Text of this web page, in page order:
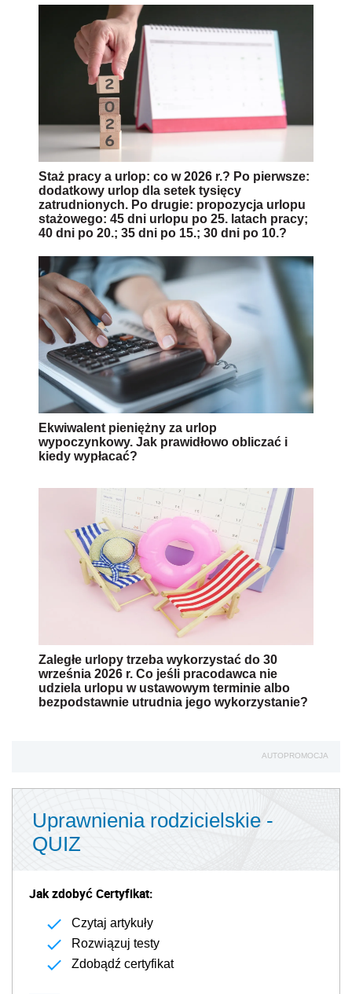
Staż pracy a urlop: co w 2026 r.? Po pierwsze:
dodatkowy urlop dla setek tysięcy
zatrudnionych. Po drugie: propozycja urlopu
stażowego: 45 dni urlopu po 25. latach pracy;
40 dni po 20.; 35 dni po 15.; 30 dni po 10.?
Ekwiwalent pieniężny za urlop
wypoczynkowy. Jak prawidłowo obliczać i
kiedy wypłacać?
Zaległe urlopy trzeba wykorzystać do 30
września 2026 r. Co jeśli pracodawca nie
udziela urlopu w ustawowym terminie albo
bezpodstawnie utrudnia jego wykorzystanie?
AUTOPROMOCJA
Uprawnienia rodzicielskie -
QUIZ
Jak zdobyć Certyfikat:
Czytaj artykuły
Rozwiązuj testy
Zdobądź certyfikat